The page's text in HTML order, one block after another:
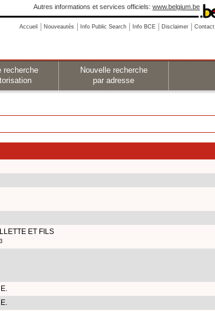
Autres informations et services officiels: www.belgium.be
Accueil Nouveautés Info Public Search Info BCE Disclaimer Contact
recherche
Nouvelle recherche
par adresse
ET FILS